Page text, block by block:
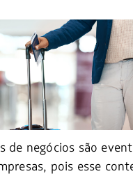
de negócios são
pois esse